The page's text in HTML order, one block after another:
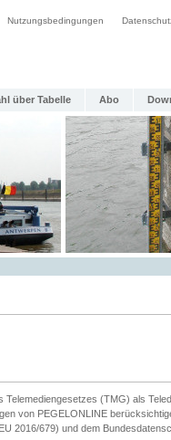
Nutzungsbedingungen
über Tabelle Abo
Telemediengesetzes (TMG) als
von PEGELONLINE
2016/679) und dem